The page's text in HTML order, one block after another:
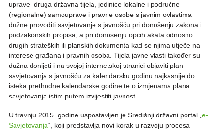
uprave, druga državna tijela, jedinice lokalne i područne
(regionalne) samouprave i pravne osobe s javnim ovlastima
dužne provoditi savjetovanje s javnošću pri donošenju zakona i
podzakonskih propisa, a pri donošenju općih akata odnosno
drugih strateških ili planskih dokumenta kad se njima utječe na
interese građana i pravnih osoba. Tijela javne vlasti također su
dužna donijeti i na svojoj internetskoj stranici objaviti plan
savjetovanja s javnošću za kalendarsku godinu najkasnije do
isteka prethodne kalendarske godine te o izmjenama plana
savjetovanja istim putem izvijestiti javnost.
U travnju 2015. godine uspostavljen je Središnji državni portal „ e-
Savjetovanja“, koji predstavlja novi korak u razvoju procesa